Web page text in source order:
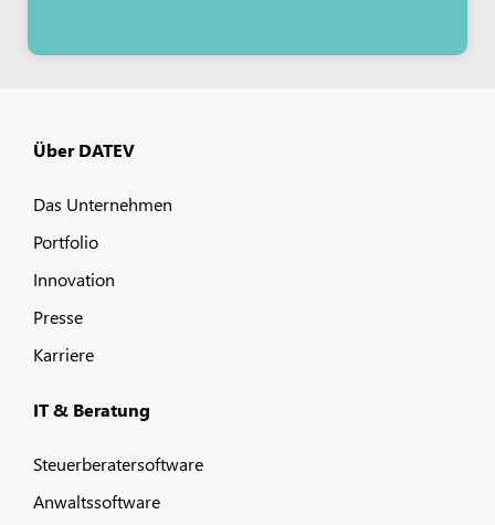
Über DATEV
Das Unternehmen
Portfolio
Innovation
Presse
Karriere
IT & Beratung
Steuerberatersoftware
Anwaltssoftware